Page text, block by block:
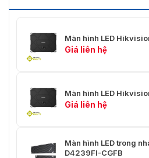
Màn hình LED
Giá liên hệ
Màn hình LED
Giá liên hệ
Màn hình LED trong
D4239FI-CGFB